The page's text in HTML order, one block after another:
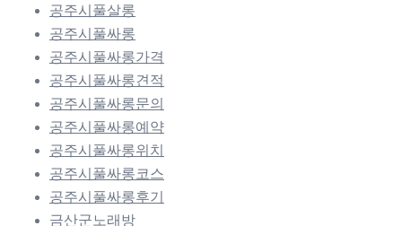
공주시풀살롱
공주시풀싸롱
공주시풀싸롱가격
공주시풀싸롱견적
공주시풀싸롱문의
공주시풀싸롱예약
공주시풀싸롱위치
공주시풀싸롱코스
공주시풀싸롱후기
금산군노래방